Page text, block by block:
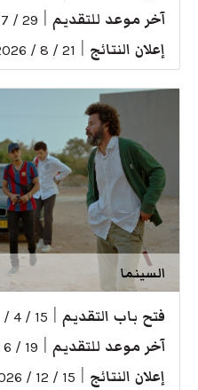
آخر موعد للتقديم 29 / 7 / 2026
إعلان النتائج 21 / 8 / 2026
السينما
فتح باب التقديم 15 / 4 / 2026
آخر موعد للتقديم 19 / 6 / 2026
إعلان النتائج 15 / 12 / 2026